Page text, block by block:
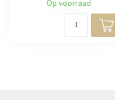
Op voorraad